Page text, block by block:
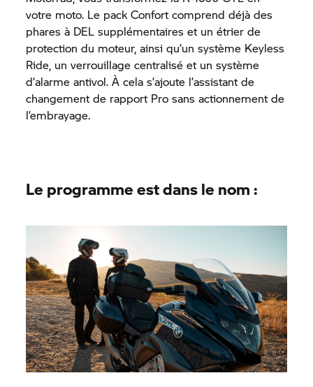
votre moto. Le pack Confort comprend déjà des
phares à DEL supplémentaires et un étrier de
protection du moteur, ainsi qu’un système Keyless
Ride, un verrouillage centralisé et un système
d’alarme antivol. À cela s’ajoute l’assistant de
changement de rapport Pro sans actionnement de
l’embrayage.
Le programme est dans le nom :